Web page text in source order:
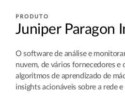
PRODUTO
Juniper Paragon
O software de análise e
nuvem, de vários fornecedores e
algoritmos de aprendizado de
insights acionáveis sobre a rede e